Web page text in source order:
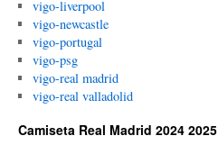
vigo-liverpool
vigo-newcastle
vigo-portugal
vigo-psg
vigo-real madrid
vigo-real valladolid
Camiseta Real Madrid 2024 2025